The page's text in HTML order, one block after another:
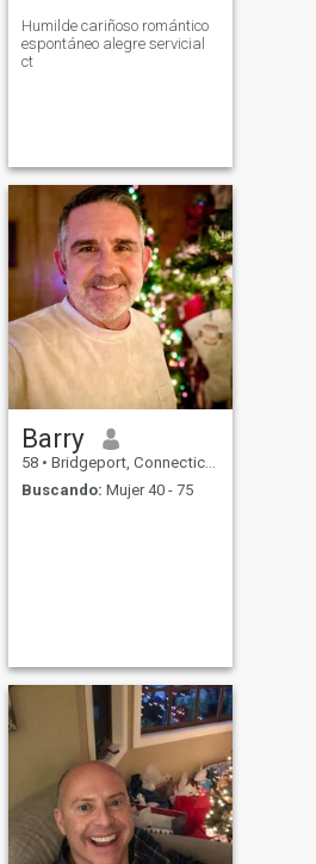
Humilde cariñoso romántico
espontáneo alegre servicial
ct
Barry
58 • Bridgeport, Connecticut, Estados Unidos
Buscando: Mujer 40 - 75